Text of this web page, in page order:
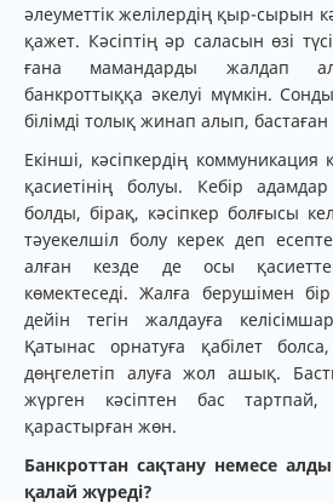
әлеуметтік желілердің қыр-сырын
қажет. Кәсіптің әр саласын өзі
ғана мамандарды жалдап
банкроттыққа әкелуі мүмкін.
білімді толық жинап алып, бастаған
Екінші, кәсіпкердің
қасиетінің болуы. Кебір
болды, бірақ, кәсіпкер болғысы
тәуекелшіл болу керек деп
алған кезде де осы
көмектеседі. Жалға берушімен
дейін тегін жалдауға
Қатынас орнатуға қабілет болса,
дөңгелетіп алуға жол ашық.
жүрген кәсіптен бас тартпай,
қарастырған жөн.
Банкроттан сақтану немесе
қалай жүреді?